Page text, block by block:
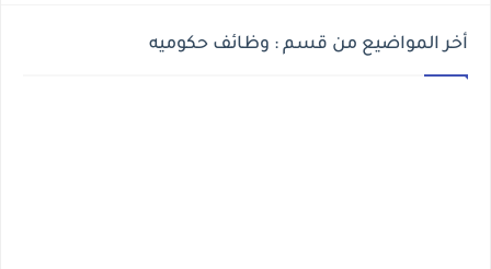
أخر المواضيع من قسم : وظائف حكوميه